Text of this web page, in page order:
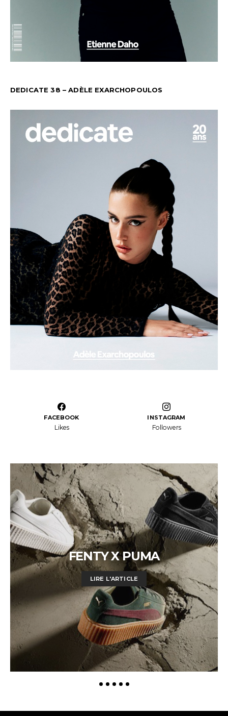
DEDICATE 38 – ADÈLE EXARCHOPOULOS
FACEBOOK
Likes
INSTAGRAM
Followers
FENTY X PUMA
LIRE L'ARTICLE